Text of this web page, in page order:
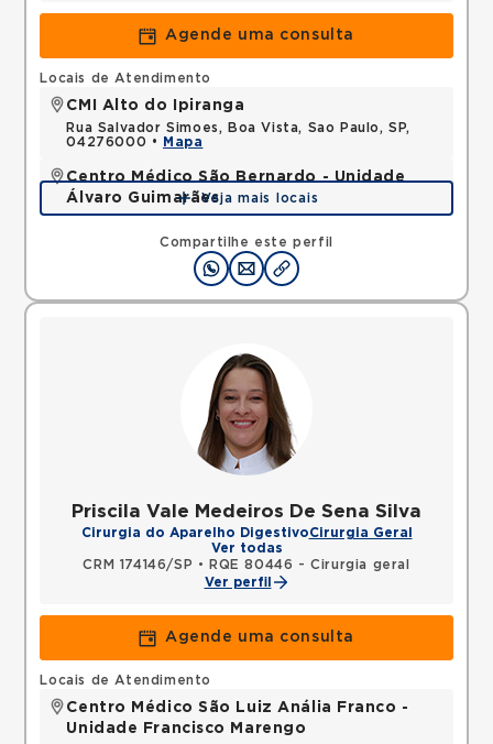
Agende uma consulta
Compartilhe este perfil
Locais de Atendimento
CMI Alto do Ipiranga
Rua Salvador Simoes, Boa Vista, Sao Paulo, SP,
04276000 •
Mapa
Centro Médico São Bernardo - Unidade
Álvaro Guimarães
Avenida Alvaro Guimaraes, Assuncao, Sao Bernardo
do Campo, SP, 09810010 •
Mapa
Veja mais locais
Priscila Vale Medeiros De Sena Silva
Cirurgia do Aparelho DigestivoCirurgia Geral
Ver todas
CRM 174146/SP •
RQE 80446 - Cirurgia geral
Ver perfil
Agende uma consulta
Locais de Atendimento
Centro Médico São Luiz Anália Franco -
Unidade Francisco Marengo